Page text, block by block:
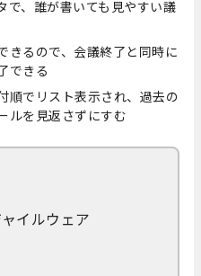
で、誰が書いても見やすい議
きるので、会議終了と同時に
できる
順でリスト表示され、過去の
ルを見返さずにすむ
イルウェア